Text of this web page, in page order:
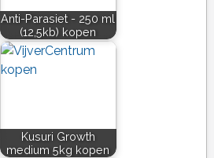
Anti-Parasiet - 250 ml
(12,5kb) kopen
Kusuri Growth
medium 5kg kopen